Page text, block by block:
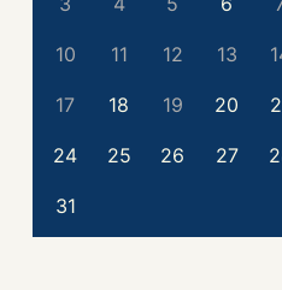
10 11 12 13
17 18 19 20
24 25 26 27
31